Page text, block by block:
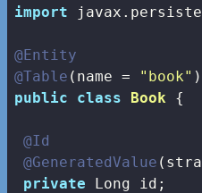
import
@Entity
@Table (name = "book"
public
class Book {
@Id
@GeneratedValue
private Long id;